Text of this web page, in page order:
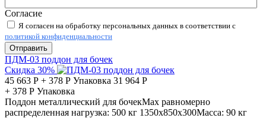
Согласие
Я согласен на обработку персональных данных в соответствии с
политикой конфиденциальности
Отправить
ПДМ-03 поддон для бочек
Скидка 30%
45 663 Р + 378 Р Упаковка 31 964 Р
+ 378 Р Упаковка
Поддон металлический для бочекМах равномерно
распределенная нагрузка: 500 кг 1350х850х300Масса: 90 кг